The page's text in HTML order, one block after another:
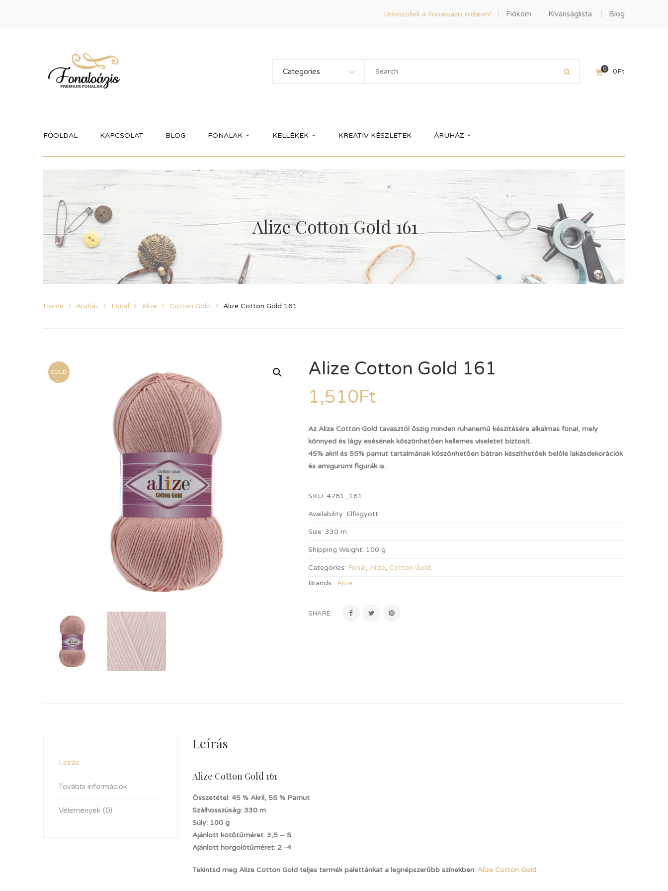
Üdvözöllek a Fonaloázis oldalon! Fiókom Kívánságlista Blog
Categories 0 0Ft
FŐOLDAL KAPCSOLAT BLOG FONALAK KELLÉKEK KREATÍV KÉSZLETEK ÁRUHÁZ
Itt megtalálhatod a fonaloázis által
forgalmazott összes terméket
Alize Cotton Gold 161
Home Áruház Fonal Alize Cotton Gold Alize Cotton Gold 161
SOLD
Alize Cotton Gold 161
1,510Ft
Az Alize Cotton Gold tavasztól őszig minden ruhanemű készítésére alkalmas fonal, mely
könnyed és lágy esésének köszönhetően kellemes viseletet biztosít.
45% akril és 55% pamut tartalmának köszönhetően bátran készíthetőek belőle lakásdekorációk
és amigurumi figurák is.
SKU: 4281_161
Availability: Elfogyott
Size: 330 m
Shipping Weight: 100 g
Categories: Fonal, Alize,Cotton Gold.
Brands : Alize
SHARE:
Leírás
További információk
Vélemények (0)
Leírás
Alize Cotton Gold 161
Összetétel: 45 % Akril, 55 % Pamut
Szálhosszúság: 330 m
Súly: 100 g
Ajánlott kötőtűméret: 3,5 – 5
Ajánlott horgolótűméret: 2 -4
Tekintsd meg Alize Cotton Gold teljes termék palettánkat a legnépszerűbb színekben: Alize Cotton Gold